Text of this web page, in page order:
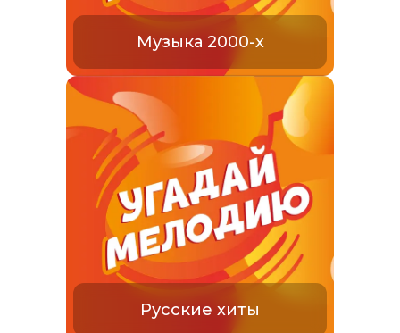
Музыка 2000-х
Русские хиты